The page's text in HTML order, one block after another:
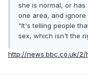
she is normal, or
one area, and ignore
"It's telling people
sex, which isn't the
http://news.bbc.co.uk/